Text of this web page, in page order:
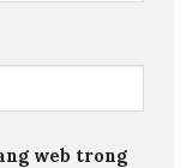
web trong